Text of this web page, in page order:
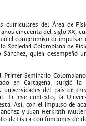
curriculares del Área de
cincuenta del siglo XX,
el compromiso de
Sociedad Colombiana de
Sánchez, quien desempeñó
Primer Seminario
en Cartagena, surgió
universidades del país de
En ese contexto, la
Así, con el impulso de
y Juan Herkrath
de Física con funciones de